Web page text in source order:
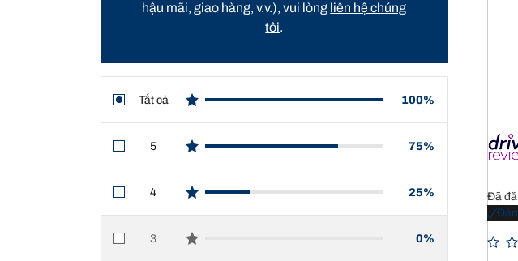
hậu mãi, giao hàng, v.v.), vui lòng liên hệ chúng
tôi.
Tất cả
star reviews
100%
5
star reviews
75%
4
star reviews
25%
3
star reviews
0%
Đã